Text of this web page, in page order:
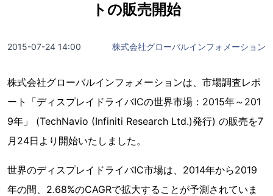
トの販売開始
2015-07-24 14:00 株式会社グローバルインフォメーション
株式会社グローバルインフォメーションは、市場調査レポ
ート「ディスプレイドライバICの世界市場：2015年～201
9年」 (TechNavio (Infiniti Research Ltd.)発行) の販売を7
月24日より開始いたしました。
世界のディスプレイドライバIC市場は、2014年から2019
年の間、2.68%のCAGRで拡大することが予測されていま